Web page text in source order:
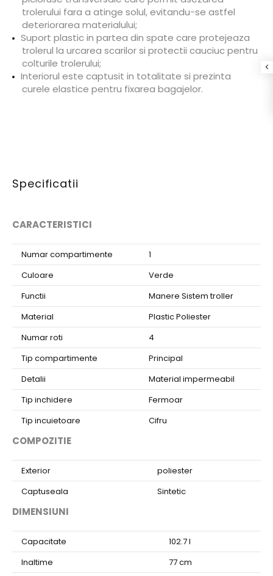
trolerului fara a atinge solul, evitandu-se astfel
deteriorarea materialului;
Suport plastic in partea din spate care protejeaza
trolerul la urcarea scarilor si protectii cauciuc pentru
colturile trolerului;
Interiorul este captusit in totalitate si prezinta
curele elastice pentru fixarea bagajelor.
Specificatii
CARACTERISTICI
Numar compartimente
1
Culoare
Verde
Functii
Manere Sistem troller
Material
Plastic Poliester
Numar roti
4
Tip compartimente
Principal
Detalii
Material impermeabil
Tip inchidere
Fermoar
Tip incuietoare
Cifru
COMPOZITIE
Exterior
poliester
Captuseala
Sintetic
DIMENSIUNI
Capacitate
102.7 l
Inaltime
77 cm